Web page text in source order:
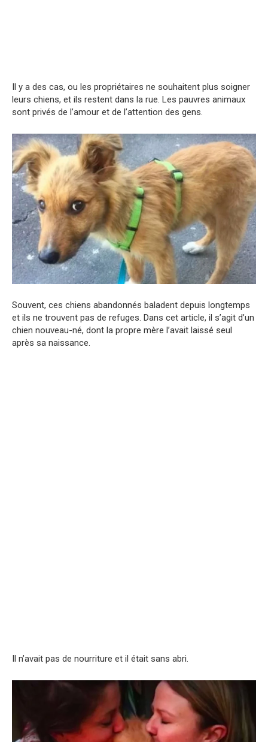
Il y a des cas, ou les propriétaires ne souhaitent plus soigner
leurs chiens, et ils restent dans la rue. Les pauvres animaux
sont privés de l’amour et de l’attention des gens.
Souvent, ces chiens abandonnés baladent depuis longtemps
et ils ne trouvent pas de refuges. Dans cet article, il s’agit d’un
chien nouveau-né, dont la propre mère l’avait laissé seul
après sa naissance.
Il n’avait pas de nourriture et il était sans abri.